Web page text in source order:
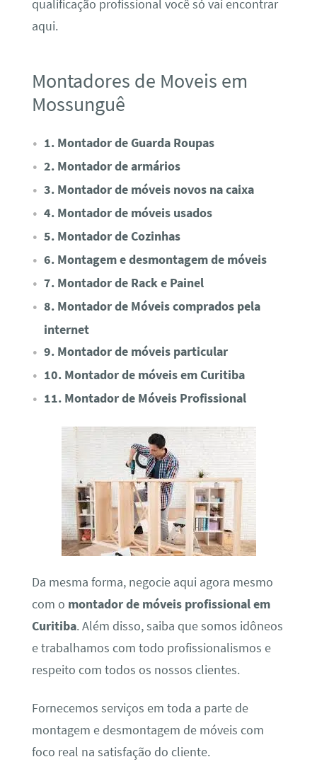
qualificação profissional você só vai encontrar
aqui.
Montadores de Moveis em
Mossunguê
1. Montador de Guarda Roupas
2. Montador de armários
3. Montador de móveis novos na caixa
4. Montador de móveis usados
5. Montador de Cozinhas
6. Montagem e desmontagem de móveis
7. Montador de Rack e Painel
8. Montador de Móveis comprados pela
internet
9. Montador de móveis particular
10. Montador de móveis em Curitiba
11. Montador de Móveis Profissional
Da mesma forma, negocie aqui agora mesmo
com o montador de móveis profissional em
Curitiba. Além disso, saiba que somos idôneos
e trabalhamos com todo profissionalismos e
respeito com todos os nossos clientes.
Fornecemos serviços em toda a parte de
montagem e desmontagem de móveis com
foco real na satisfação do cliente.